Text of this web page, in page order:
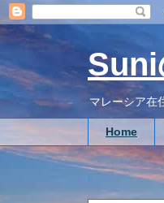
Suni
マレーシア在
Home